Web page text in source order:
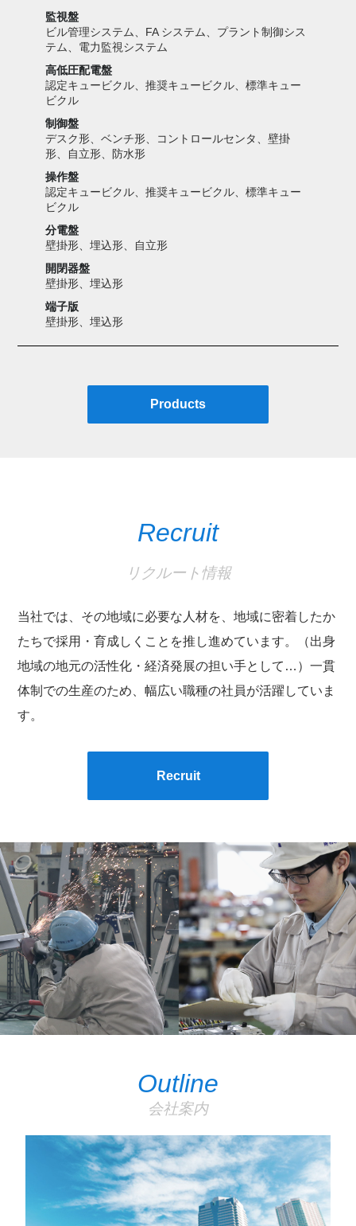
監視盤
ビル管理システム、FA システム、プラント制御シス
テム、電力監視システム
高低圧配電盤
認定キュービクル、推奨キュービクル、標準キュー
ビクル
制御盤
デスク形、ベンチ形、コントロールセンタ、壁掛
形、自立形、防水形
操作盤
認定キュービクル、推奨キュービクル、標準キュー
ビクル
分電盤
壁掛形、埋込形、自立形
開閉器盤
壁掛形、埋込形
端子版
壁掛形、埋込形
Products
Recruit
リクルート情報
当社では、その地域に必要な人材を、地域に密着したか
たちで採用・育成しくことを推し進めています。（出身
地域の地元の活性化・経済発展の担い手として…）一貫
体制での生産のため、幅広い職種の社員が活躍していま
す。
Recruit
Outline
会社案内